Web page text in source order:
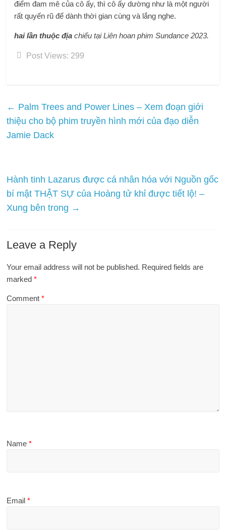
điểm đam mê của cô ấy, thì cô ấy dường như là một người
rất quyến rũ để dành thời gian cùng và lắng nghe.
hai lần thuộc địa chiếu tại Liên hoan phim Sundance 2023.
Post Views: 299
← Palm Trees and Power Lines – Xem đoạn giới
thiệu cho bộ phim truyền hình mới của đạo diễn
Jamie Dack
Hành tinh Lazarus được cá nhân hóa với Nguồn gốc
bí mật THẬT SỰ của Hoàng tử khỉ được tiết lộ! –
Xung bên trong →
Leave a Reply
Your email address will not be published. Required fields are
marked*
Comment*
Name*
Email*